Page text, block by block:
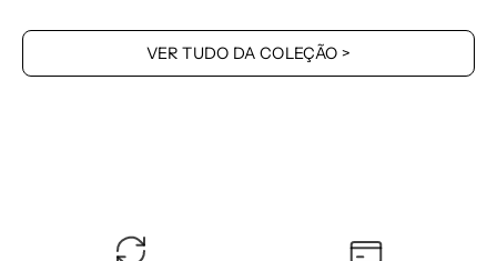
Ano
Novo,
b2b,
mm10,
VER TUDO DA COLEÇÃO >